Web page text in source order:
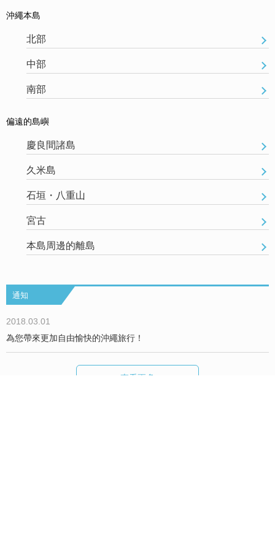
沖繩本島
北部
中部
南部
偏遠的島嶼
慶良間諸島
久米島
石垣・八重山
宮古
本島周邊的離島
通知
2018.03.01
為您帶來更加自由愉快的沖繩旅行！
查看更多